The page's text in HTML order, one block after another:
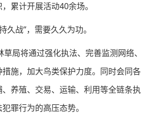
累计开展活动40余场。
久战”，需要久久为功。
局将通过强化执法、完善监测网络、
施，加大鸟类保护力度。同时会同各
养殖、交易、运输、利用等全链条执
罪行为的高压态势。